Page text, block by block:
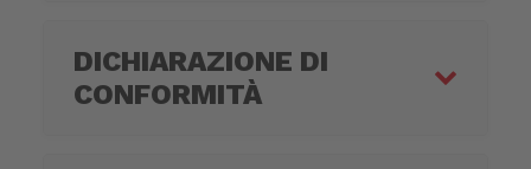
DICHIARAZIONE DI
CONFORMITÀ